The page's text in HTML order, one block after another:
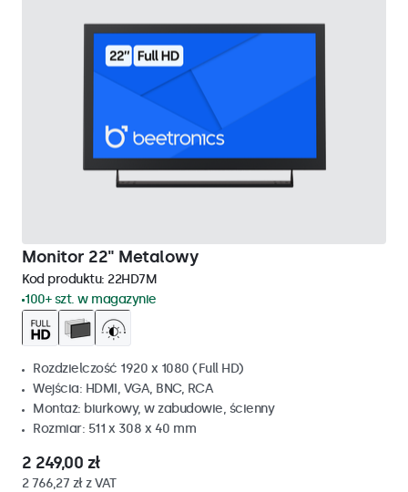
Monitor 22" Metalowy
Kod produktu: 22HD7M
100+ szt. w magazynie
Rozdzielczość 1920 x 1080 (Full HD)
Wejścia: HDMI, VGA, BNC, RCA
Montaż: biurkowy, w zabudowie, ścienny
Rozmiar: 511 x 308 x 40 mm
2 249,00 zł
2 766,27 zł z VAT